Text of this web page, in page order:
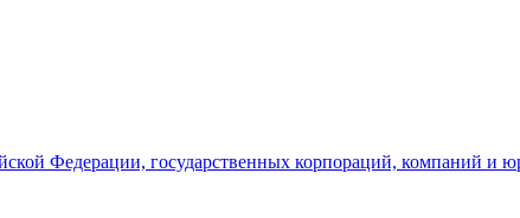
Федерации, государственных корпораций, компаний и